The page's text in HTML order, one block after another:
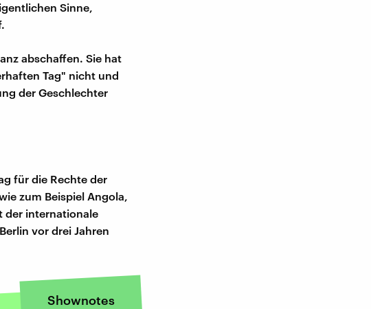
Sinne,
abschaffen. Sie hat
Tag" nicht und
der Geschlechter
für die Rechte der
zum Beispiel Angola,
der internationale
vor drei Jahren
Shownotes